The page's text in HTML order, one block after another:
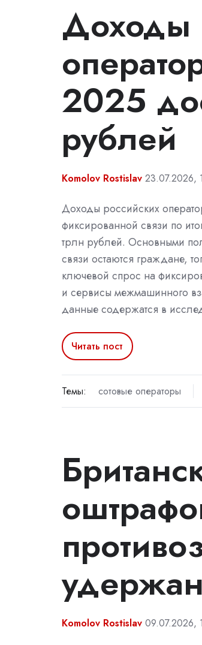
Доходы
2025
рублей
Komolov Rostislav 23.07.2026,
Доходы российских
фиксированной связи по
трлн рублей. Основными
связи остаются граждане,
ключевой спрос на
и сервисы межмашинного
данные содержатся в
Читать пост
Темы: сотовые операторы
Komolov Rostislav 09.07.2026,